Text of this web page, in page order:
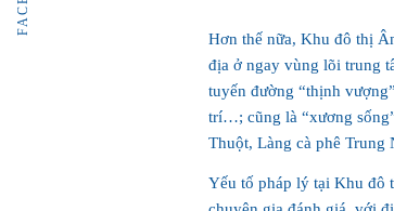
Hơn thế nữa, Khu đô thị
địa ở ngay vùng lõi trung
tuyến đường “thịnh
trí…; cũng là “xương
Thuột, Làng cà phê
Yếu tố pháp lý tại Khu đô